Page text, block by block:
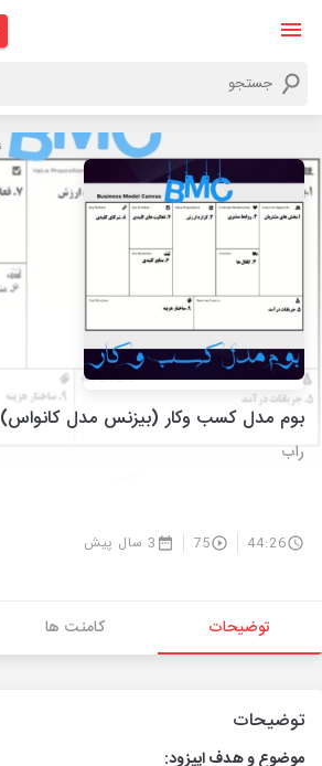
بوم مدل کسب وکار (بیزنس مدل کانواس)
راب
44:26
75 3 سال پیش
توضیحات کامنت ها
توضیحات
موضوع و هدف اپیزود: